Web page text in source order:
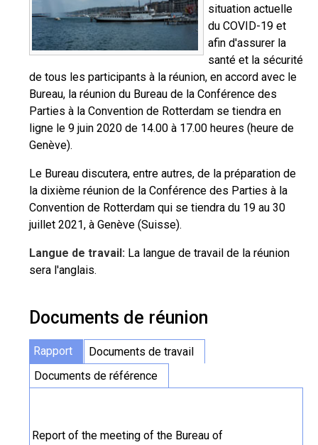
situation actuelle
du COVID-19 et
afin d'assurer la
santé et la sécurité
de tous les participants à la réunion, en accord avec le
Bureau, la réunion du Bureau de la Conférence des
Parties à la Convention de Rotterdam se tiendra en
ligne le 9 juin 2020 de 14.00 à 17.00 heures (heure de
Genève).
Le Bureau discutera, entre autres, de la préparation de
la dixième réunion de la Conférence des Parties à la
Convention de Rotterdam qui se tiendra du 19 au 30
juillet 2021, à Genève (Suisse).
Langue de travail: La langue de travail de la réunion
sera l'anglais.
Documents de réunion
Rapport
Documents de travail
Documents de référence
Report of the meeting of the Bureau of